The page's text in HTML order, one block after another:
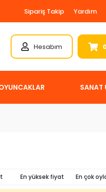
Sipariş Takip Yardım
Hesabım
SANAT
En yüksek fiyat En çok